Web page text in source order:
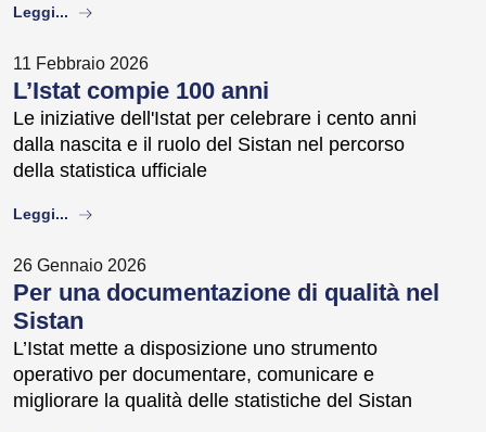
Leggi... about
11 Febbraio 2026
L’Istat compie 100 anni
Le iniziative dell'Istat per celebrare i cento anni
dalla nascita e il ruolo del Sistan nel percorso
della statistica ufficiale
Leggi... about
26 Gennaio 2026
Per una documentazione di qualità nel
Sistan
L’Istat mette a disposizione uno strumento
operativo per documentare, comunicare e
migliorare la qualità delle statistiche del Sistan